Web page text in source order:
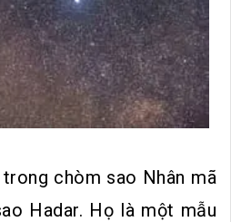
chòm sao Nhân mã
Hadar. Họ là một mẫu